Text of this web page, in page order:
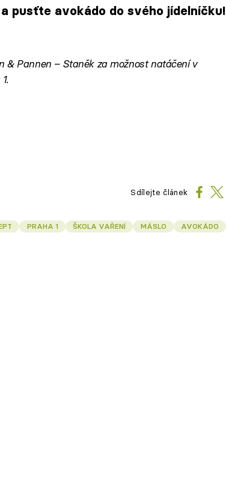
pusťte avokádo do svého jídelníčku!
& Pannen – Staněk za možnost natáčení v
Sdílejte článek
PRAHA 1 ŠKOLA VAŘENÍ MÁSLO AVOKÁDO